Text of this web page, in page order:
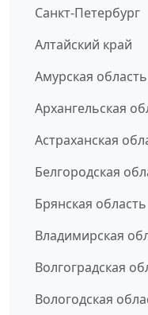
Санкт-Петербург
Алтайский край
Амурская область
Архангельская
Астраханская
Белгородская
Брянская область
Владимирская
Волгоградская
Вологодская